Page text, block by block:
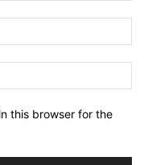
this browser for the